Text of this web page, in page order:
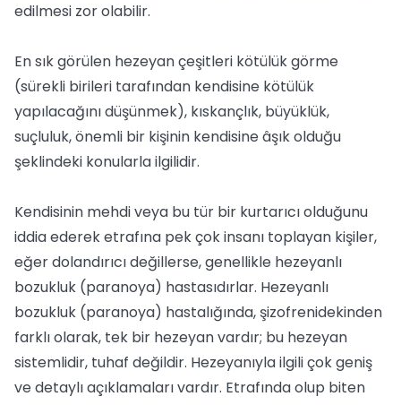
edilmesi zor olabilir.
En sık görülen hezeyan çeşitleri kötülük görme
(sürekli birileri tarafından kendisine kötülük
yapılacağını düşünmek), kıskançlık, büyüklük,
suçluluk, önemli bir kişinin kendisine âşık olduğu
şeklindeki konularla ilgilidir.
Kendisinin mehdi veya bu tür bir kurtarıcı olduğunu
iddia ederek etrafına pek çok insanı toplayan kişiler,
eğer dolandırıcı değillerse, genellikle hezeyanlı
bozukluk (paranoya) hastasıdırlar. Hezeyanlı
bozukluk (paranoya) hastalığında, şizofrenidekinden
farklı olarak, tek bir hezeyan vardır; bu hezeyan
sistemlidir, tuhaf değildir. Hezeyanıyla ilgili çok geniş
ve detaylı açıklamaları vardır. Etrafında olup biten